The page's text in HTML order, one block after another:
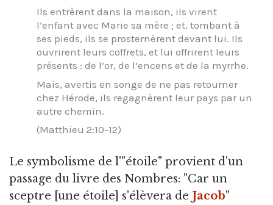
Ils entrèrent dans la maison, ils virent
l’enfant avec Marie sa mère ; et, tombant à
ses pieds, ils se prosternèrent devant lui. Ils
ouvrirent leurs coffrets, et lui offrirent leurs
présents : de l’or, de l’encens et de la myrrhe.
Mais, avertis en songe de ne pas retourner
chez Hérode, ils regagnèrent leur pays par un
autre chemin.
(Matthieu 2:10-12)
Le symbolisme de l'"étoile" provient d'un
passage du livre des Nombres: "Car un
sceptre [une étoile] s'élèvera de Jacob"